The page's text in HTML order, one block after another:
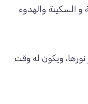
و السكينة والهدوء
ويكون له وقت